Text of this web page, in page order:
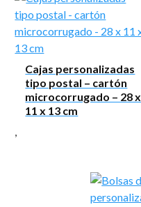
Cajas personalizadas
tipo postal – cartón
microcorrugado – 28 x
11 x 13 cm
,